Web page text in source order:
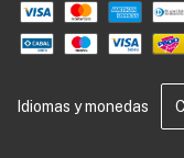
Idiomas y monedas